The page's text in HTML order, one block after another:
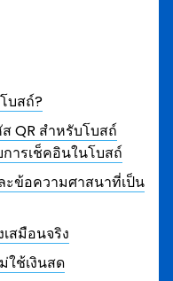
บสถ์?
QR สำหรับโบสถ์
ารเช็คอินในโบสถ์
ข้อความศาสนาที่เป็น
สมือนจริง
ใช้เงินสด